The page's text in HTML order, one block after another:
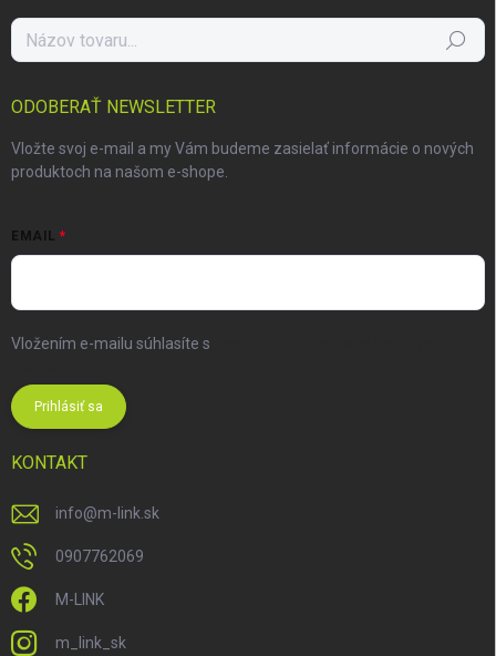
Hľadať
ODOBERAŤ NEWSLETTER
Vložte svoj e-mail a my Vám budeme zasielať informácie o nových
produktoch na našom e-shope.
EMAIL
Vložením e-mailu súhlasíte s
Prihlásiť sa
KONTAKT
info@m-link.sk
0907762069
M-LINK
m_link_sk